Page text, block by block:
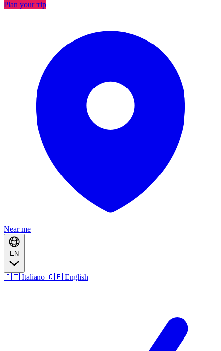
Plan your trip
Near me
EN
🇮🇹 Italiano 🇬🇧 English